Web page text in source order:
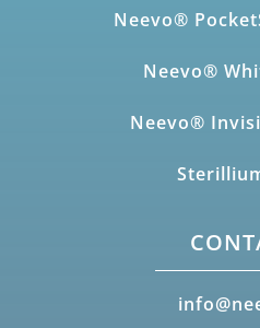
Neevo®
Neevo®
Neevo®